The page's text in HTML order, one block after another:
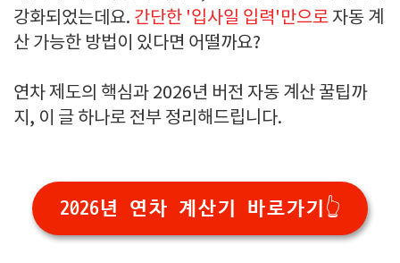
강화되었는데요. 간단한 '입사일 입력'만으로 자동 계
산 가능한 방법이 있다면 어떨까요?
연차 제도의 핵심과 2026년 버전 자동 계산 꿀팁까
지, 이 글 하나로 전부 정리해드립니다.
2026년 연차 계산기 바로가기👆